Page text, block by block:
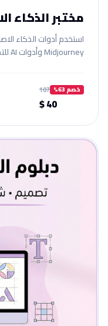
مختبر الذكاء
استخدم أدوات الذكاء
Midjourney وأدوات AI للتصميم البصري.
خصم 63% 107
40 $